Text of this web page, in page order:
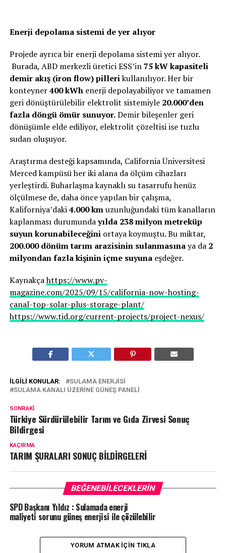
Enerji depolama sistemi de yer alıyor
Projede ayrıca bir enerji depolama sistemi yer alıyor.
Burada, ABD merkezli üretici ESS’in75 kW kapasiteli
demir akış (iron flow) pillerikullanılıyor. Her bir
konteyner400 kWh enerji depolayabiliyor ve tamamen
geri dönüştürülebilir elektrolit sistemiyle 20.000’den
fazla döngü ömür sunuyor.Demir bileşenler geri
dönüşümle elde ediliyor, elektrolit çözeltisi ise tuzlu
sudan oluşuyor.
Araştırma desteği kapsamında, California Üniversitesi
Merced kampüsü her iki alana da ölçüm cihazları
yerleştirdi. Buharlaşma kaynaklı su tasarrufu henüz
ölçülmese de, daha önce yapılan bir çalışma,
Kaliforniya’daki4.000 kmuzunluğundaki tüm kanalların
kaplanması durumundayılda 238 milyon metreküp
suyun korunabileceğiniortaya koymuştu. Bu miktar,
200.000 dönüm tarım arazisinin sulanmasınaya da 2
milyondan fazla kişinin içme suyunaeşdeğer.
Kaynakçahttps://www.pv-
magazine.com/2025/09/15/california-now-hosting-
canal-top-solar-plus-storage-plant/
https://www.tid.org/current-projects/project-nexus/
İLGILI KONULAR:
SULAMA ENERJISI
SULAMA KANALI ÜZERINE GÜNEŞ PANELI
SONRAKI
Türkiye Sürdürülebilir Tarım ve Gıda Zirvesi Sonuç
Bildirgesi
KAÇIRMA
TARIM ŞURALARI SONUÇ BİLDİRGELERİ
BEĞENEBILECEKLERIN
SPD Başkanı Yıldız : Sulamada enerji
maliyeti sorunu güneş enerjisi ile çözülebilir
YORUM ATMAK IÇIN TIKLA